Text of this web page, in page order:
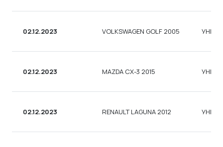
02.12.2023 VOLKSWAGEN GOLF 2005
02.12.2023 MAZDA CX-3 2015
02.12.2023 RENAULT LAGUNA 2012